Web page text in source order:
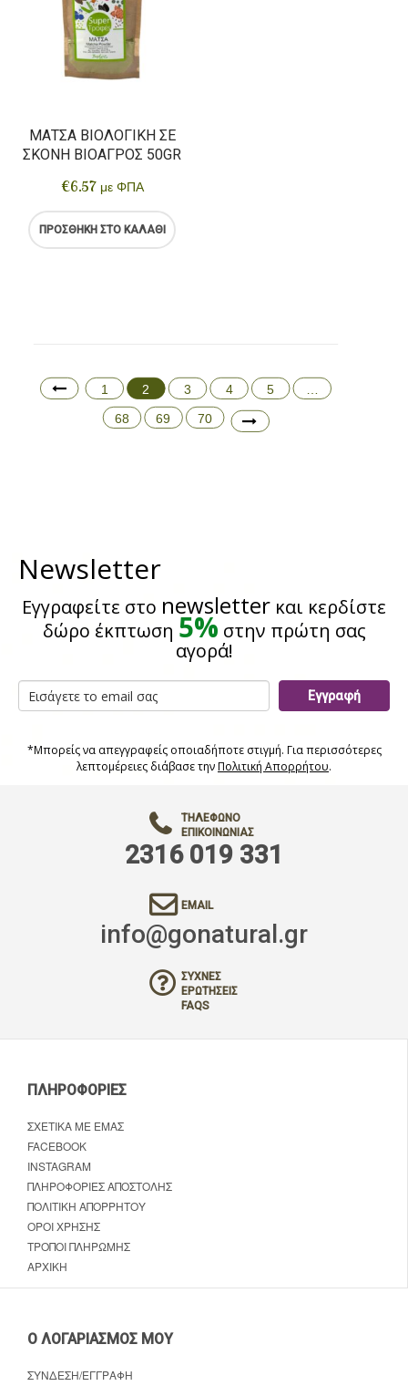
ΜΆΤΣΑ ΒΙΟΛΟΓΙΚΉ ΣΕ
ΣΚΌΝΗ ΒΙΟΑΓΡΌΣ 50GR
€6.57 με ΦΠΑ
ΠΡΟΣΘΉΚΗ ΣΤΟ ΚΑΛΆΘΙ
1 2 3 4 5
68
69 70
Newsletter
Εγγραφείτε στο newsletter και κερδίστε
δώρο έκπτωση 5% στην πρώτη σας
αγορά!
Εγγραφή
*Μπορείς να απεγγραφείς οποιαδήποτε στιγμή. Για περισσότερες
λεπτομέρειες διάβασε τηνΠολιτική Απορρήτου.
ΤΗΛΈΦΩΝΟ
ΕΠΙΚΟΙΝΩΝΊΑΣ
2316 019 331
EMAIL
info@gonatural.gr
ΣΥΧΝΈΣ
ΕΡΩΤΉΣΕΙΣ
FAQS
ΠΛΗΡΟΦΟΡΊΕΣ
ΣΧΕΤΙΚΆ ΜΕ ΕΜΆΣ
FACEBOOK
INSTAGRAM
ΠΛΗΡΟΦΟΡΊΕΣ ΑΠΟΣΤΟΛΉΣ
ΠΟΛΙΤΙΚΉ ΑΠΟΡΡΉΤΟΥ
ΌΡΟΙ ΧΡΉΣΗΣ
ΤΡΌΠΟΙ ΠΛΗΡΩΜΉΣ
ΑΡΧΙΚΉ
Ο ΛΟΓΑΡΙΑΣΜΌΣ ΜΟΥ
ΣΎΝΔΕΣΗ/ΕΓΓΡΑΦΉ